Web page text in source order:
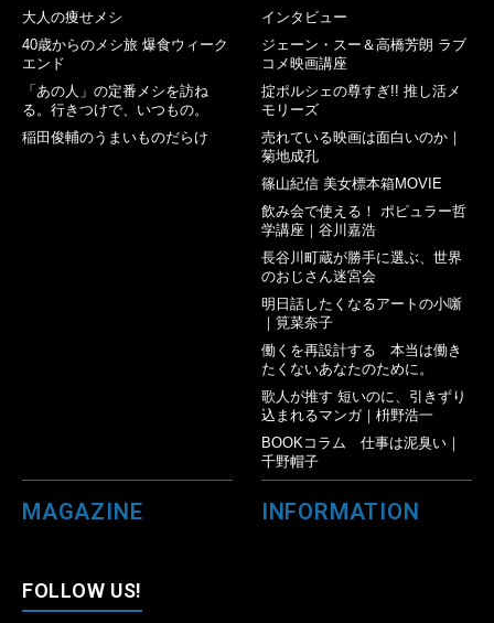
大人の痩せメシ
40歳からのメシ旅 爆食ウィーク
エンド
「あの人」の定番メシを訪ね
る。行きつけで、いつもの。
稲田俊輔のうまいものだらけ
インタビュー
ジェーン・スー＆高橋芳朗 ラブ
コメ映画講座
掟ポルシェの尊すぎ!! 推し活メ
モリーズ
売れている映画は面白いのか｜
菊地成孔
篠山紀信 美女標本箱MOVIE
飲み会で使える！ ポピュラー哲
学講座｜谷川嘉浩
長谷川町蔵が勝手に選ぶ、世界
のおじさん迷宮会
明日話したくなるアートの小噺
｜筧菜奈子
働くを再設計する 本当は働き
たくないあなたのために。
歌人が推す 短いのに、引きずり
込まれるマンガ｜枡野浩一
BOOKコラム 仕事は泥臭い｜
千野帽子
MAGAZINE INFORMATION
FOLLOW US!